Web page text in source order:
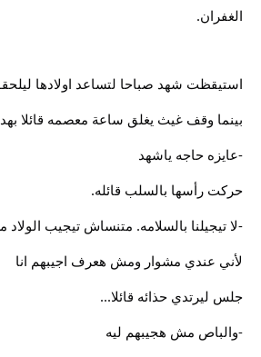
الغفران.
استيقظت شهد صباحا لتساعد اولادها
بينما وقف غيث يغلق ساعة معصمه قائلا
-عايزه حاجه ياشهد
حركت رأسها بالسلب قائله.
-لا تيجيلنا بالسلامه. متنساش تيجيب الولاد
لأني عندي مشوار ومش هعرف اجيبهم انا
جلس ليرتدي حذائه قائلا...
-والباص مش هجيبهم ليه